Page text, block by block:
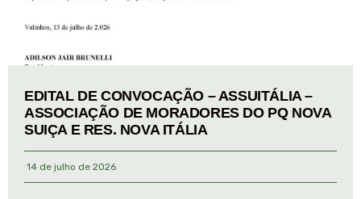
EDITAL DE CONVOCAÇÃO – ASSUITÁLIA –
ASSOCIAÇÃO DE MORADORES DO PQ NOVA
SUIÇA E RES. NOVA ITÁLIA
14 de julho de 2026